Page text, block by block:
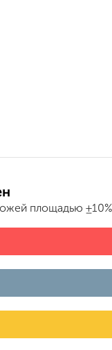
площадью ±10%